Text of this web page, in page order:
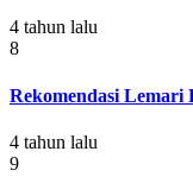
4 tahun lalu
8
Rekomendasi Lemari
4 tahun lalu
9